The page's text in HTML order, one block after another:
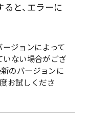
と、エラーに
ジョンによって
いない場合がござ
のバージョンに
お試しくださ